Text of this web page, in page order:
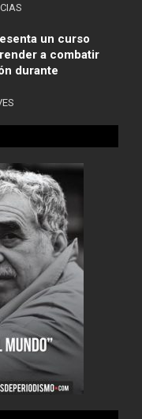
un curso
a combatir
durante